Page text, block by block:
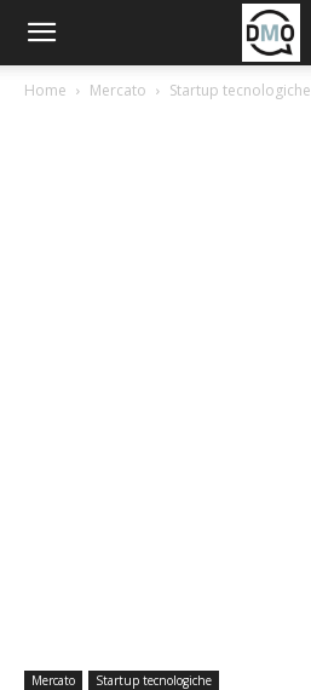
Home Mercato Startup tecnologiche
Mercato Startup tecnologiche